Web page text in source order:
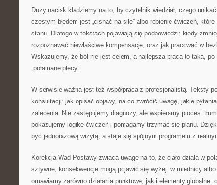
Duży nacisk kładziemy na to, by czytelnik wiedział, czego
częstym błędem jest „cisnąć na siłę” albo robienie ćwiczeń,
stanu. Dlatego w tekstach pojawiają się podpowiedzi: kiedy
rozpoznawać niewłaściwe kompensacje, oraz jak pracować w
Wskazujemy, że ból nie jest celem, a najlepsza praca to taka,
„połamane plecy”.
W serwisie ważna jest też współpraca z profesjonalistą. Teksty
konsultacji: jak opisać objawy, na co zwrócić uwagę, jakie
zalecenia. Nie zastępujemy diagnozy, ale wspieramy proces:
pokazujemy logikę ćwiczeń i pomagamy trzymać się planu.
być jednorazową wizytą, a staje się spójnym programem z
Korekcja Wad Postawy zwraca uwagę na to, że ciało działa w
sztywne, konsekwencje mogą pojawić się wyżej: w miednicy
omawiamy zarówno działania punktowe, jak i elementy globalne: